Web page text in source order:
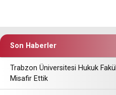
Son Haberler
Trabzon Üniversitesi Hukuk
Misafir Ettik